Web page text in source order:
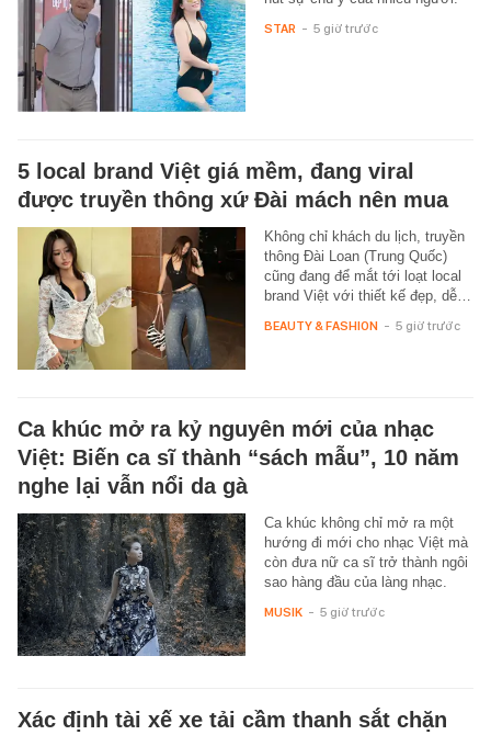
STAR - 5 giờ trước
5 local brand Việt giá mềm, đang viral
được truyền thông xứ Đài mách nên mua
Không chỉ khách du lịch, truyền
thông Đài Loan (Trung Quốc)
cũng đang để mắt tới loạt local
brand Việt với thiết kế đẹp, dễ…
BEAUTY & FASHION - 5 giờ trước
Ca khúc mở ra kỷ nguyên mới của nhạc
Việt: Biến ca sĩ thành “sách mẫu”, 10 năm
nghe lại vẫn nổi da gà
Ca khúc không chỉ mở ra một
hướng đi mới cho nhạc Việt mà
còn đưa nữ ca sĩ trở thành ngôi
sao hàng đầu của làng nhạc.
MUSIK - 5 giờ trước
Xác định tài xế xe tải cầm thanh sắt chặn